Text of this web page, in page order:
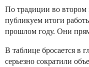
По традиции во
публикуем итоги
прошлом году. Они
В таблице бросается в
серьезно сократили